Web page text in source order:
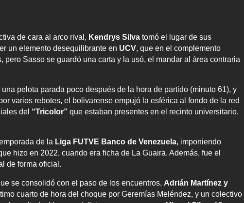
de cara al arco rival, Kendrys Silva tomó el lugar de sus
un elemento desequilibrante en UCV, que en el complemento
pero Sasso se guardó una carta y la usó, el mandar al área contraria
pelota parada poco después de la hora de partido (minuto 61), y
varios rebotes, el bolivarense empujó la esférica al fondo de la red
del “Tricolor” que estaban presentes en el recinto universitario,
de la Liga FUTVE Banco de Venezuela, imponiendo
hizo en 2022, cuando era ficha de La Guaira. Además, fue el
de forma oficial.
se consolidó con el paso de los encuentros, Adrián Martínez y
cuarto de hora del choque por Geremías Meléndez, y un colectivo